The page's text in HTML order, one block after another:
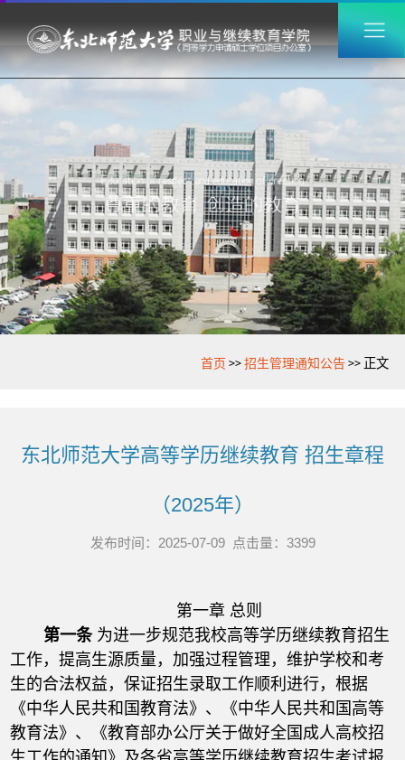
首页 >>招生管理通知公告>> 正文
东北师范大学高等学历继续教育 招生章程
（2025年）
发布时间：2025-07-09 点击量： 3399
第一章 总则
第一条 为进一步规范我校高等学历继续教育招生
工作，提高生源质量，加强过程管理，维护学校和考
生的合法权益，保证招生录取工作顺利进行，根据
《中华人民共和国教育法》、《中华人民共和国高等
教育法》、《教育部办公厅关于做好全国成人高校招